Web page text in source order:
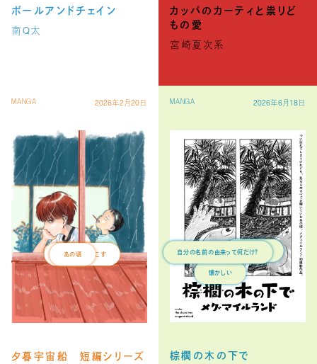
ボールアンドチェイン
南Q太
カッパのカーティと祟りど
もの愛
宮崎夏次系
MANGA 2026年2月20日
夕暮宇宙船 短編シリーズ
記憶を呼び起こす
あの頃
MANGA 2026年6月18日
棕櫚の木の下で
懐かしい
不定期連載
自分の名前の由来って何だけ？